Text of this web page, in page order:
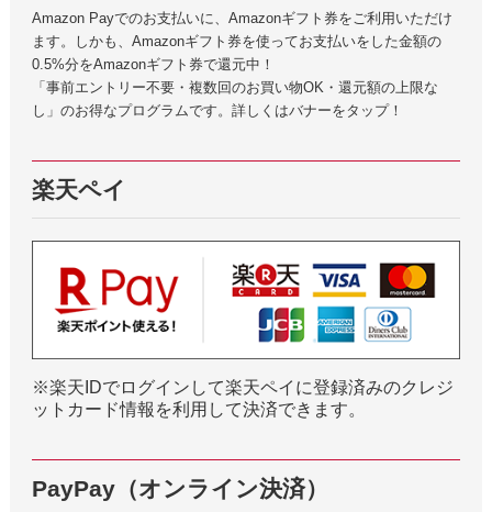
Amazon Payでのお支払いに、Amazonギフト券をご利用いただけ
ます。しかも、Amazonギフト券を使ってお支払いをした金額の
0.5%分をAmazonギフト券で還元中！
「事前エントリー不要・複数回のお買い物OK・還元額の上限な
し」のお得なプログラムです。詳しくはバナーをタップ！
楽天ペイ
※楽天IDでログインして楽天ペイに登録済みのクレジ
ットカード情報を利用して決済できます。
PayPay（オンライン決済）